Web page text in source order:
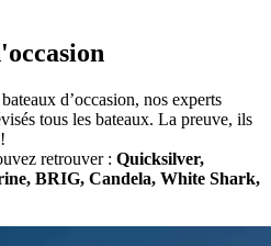
d’occasion, nos experts
tous les bateaux. La preuve, ils
retrouver : Quicksilver,
BRIG, Candela, White Shark,